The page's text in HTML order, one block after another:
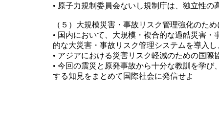
• 原子力規制委員会ないし規制庁は、独立性の
（５）大規模災害・事故リスク管理強化のため
• 国内において、大規模・複合的な過酷災害
的な大災害・事故リスク管理システムを導入
• アジアにおける災害リスク軽減のための国際
• 今回の震災と原発事故から十分な教訓を学
する知見をまとめて国際社会に発信せよ